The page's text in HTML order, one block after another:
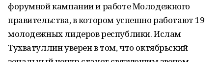
форумной кампании и работе Молодежного
правительства, в котором успешно работают 19
молодежных лидеров республики. Ислам
Тухватуллин уверен в том, что октябрьский